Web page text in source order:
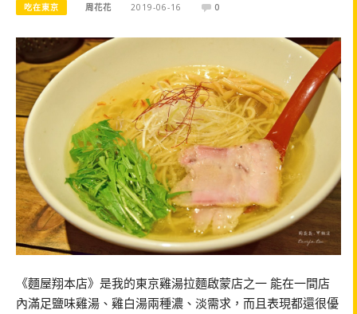
吃在東京 周花花 2019-06-16 0
《麵屋翔本店》是我的東京雞湯拉麵啟蒙店之一 能在一間店
內滿足鹽味雞湯、雞白湯兩種濃、淡需求，而且表現都還很優